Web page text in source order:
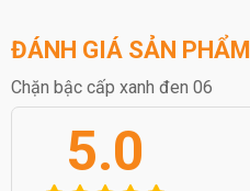
ĐÁNH GIÁ SẢN PHẨM
Chặn bậc cấp xanh đen 06
5.0